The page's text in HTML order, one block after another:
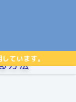
ています。
方法